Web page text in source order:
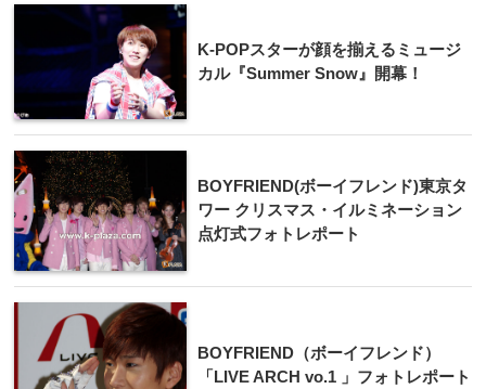
K-POPスターが顔を揃えるミュージ
カル『Summer Snow』開幕！
BOYFRIEND(ボーイフレンド)東京タ
ワー クリスマス・イルミネーション
点灯式フォトレポート
BOYFRIEND（ボーイフレンド）
「LIVE ARCH vo.1 」フォトレポート